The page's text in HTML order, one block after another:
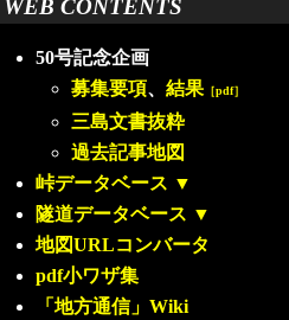
WEB CONTENTS
50号記念企画
募集要項、 結果 ［pdf］
三島文書抜粋
過去記事地図
峠データベース ▼
隧道データベース ▼
地図URLコンバータ
pdf小ワザ集
「地方通信」Wiki